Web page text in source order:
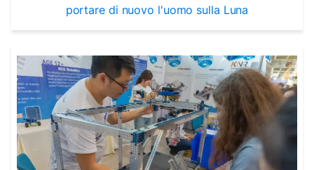
portare di nuovo l'uomo sulla Luna